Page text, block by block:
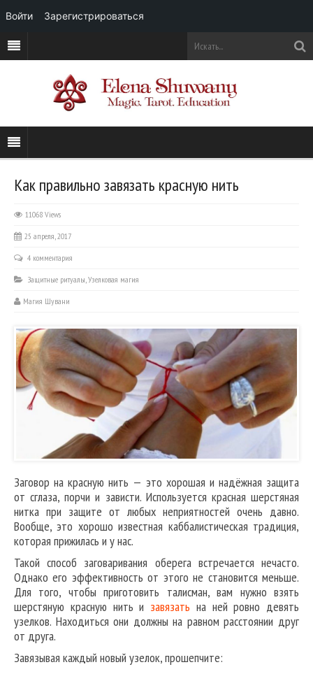
Как правильно завязать красную нить
11068 Views
25 апреля, 2017
4 комментария
Защитные ритуалы,Узелковая магия
Магия Шувани
Заговор на красную нить — это хорошая и надёжная защита
от сглаза, порчи и зависти. Используется красная шерстяная
нитка при защите от любых неприятностей очень давно.
Вообще, это хорошо известная каббалистическая традиция,
которая прижилась и у нас.
Такой способ заговаривания оберега встречается нечасто.
Однако его эффективность от этого не становится меньше.
Для того, чтобы приготовить талисман, вам нужно взять
шерстяную красную нить и завязать на ней ровно девять
узелков. Находиться они должны на равном расстоянии друг
от друга.
Завязывая каждый новый узелок, прошепчите:
Войти Зарегистрироваться